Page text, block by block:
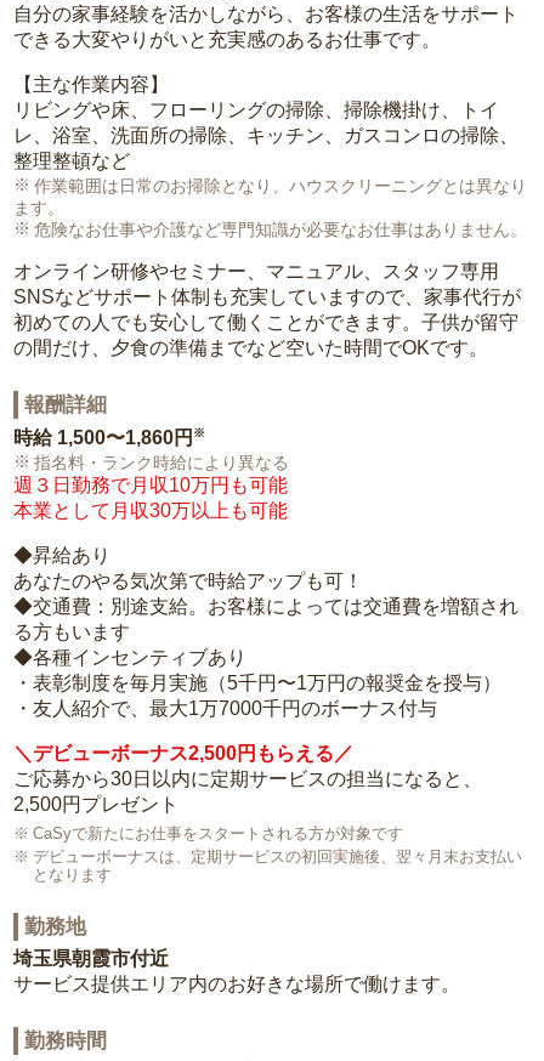
自分の家事経験を活かしながら、お客様の生活をサポート
できる大変やりがいと充実感のあるお仕事です。
【主な作業内容】
リビングや床、フローリングの掃除、掃除機掛け、トイ
レ、浴室、洗面所の掃除、キッチン、ガスコンロの掃除、
整理整頓など
作業範囲は日常のお掃除となり、ハウスクリーニングとは異なり
ます。
危険なお仕事や介護など専門知識が必要なお仕事はありません。
オンライン研修やセミナー、マニュアル、スタッフ専用
SNSなどサポート体制も充実していますので、家事代行が
初めての人でも安心して働くことができます。子供が留守
の間だけ、夕食の準備までなど空いた時間でOKです。
報酬詳細
時給 1,500〜1,860円 ※
指名料・ランク時給により異なる
週３日勤務で月収10万円も可能
本業として月収30万以上も可能
◆昇給あり
あなたのやる気次第で時給アップも可！
◆交通費：別途支給。お客様によっては交通費を増額され
る方もいます
◆各種インセンティブあり
・表彰制度を毎月実施（5千円〜1万円の報奨金を授与）
・友人紹介で、最大1万7000千円のボーナス付与
＼デビューボーナス2,500円もらえる／
ご応募から30日以内に定期サービスの担当になると、
2,500円プレゼント
CaSyで新たにお仕事をスタートされる方が対象です
デビューボーナスは、定期サービスの初回実施後、翌々月末お支払い
となります
勤務地
埼玉県朝霞市付近
サービス提供エリア内のお好きな場所で働けます。
勤務時間